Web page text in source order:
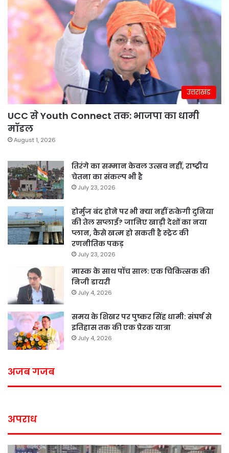
उत्तराखंड
UCC से Youth Connect तक: भाजपा का धामी
मॉडल
August 1, 2026
तिरंगे का सम्मान केवल उत्सव नहीं, राष्ट्रीय
चेतना का संकल्प भी है
July 23, 2026
होर्मुज बंद होने पर भी क्या नहीं रुकेगी दुनिया
की तेल सप्लाई? जानिए खाड़ी देशों का नया
प्लान, कैसे खत्म हो सकती है स्ट्रेट की
रणनीतिक पकड़
July 23, 2026
मास्क के साथ पॉच साल: एक चिकित्सक की
निजी डायरी
July 4, 2026
समय के शिखर पर पुष्कर सिंह धामी: संघर्ष से
इतिहास तक की एक प्रेरक यात्रा
July 4, 2026
अजब गजब
अपराध